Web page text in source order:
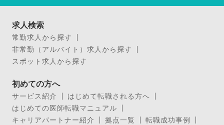
求人検索
常勤求人から探す
非常勤（アルバイト）求人から探す
スポット求人から探す
初めての方へ
サービス紹介
はじめて転職される方へ
はじめての医師転職マニュアル
キャリアパートナー紹介
拠点一覧
転職成功事例